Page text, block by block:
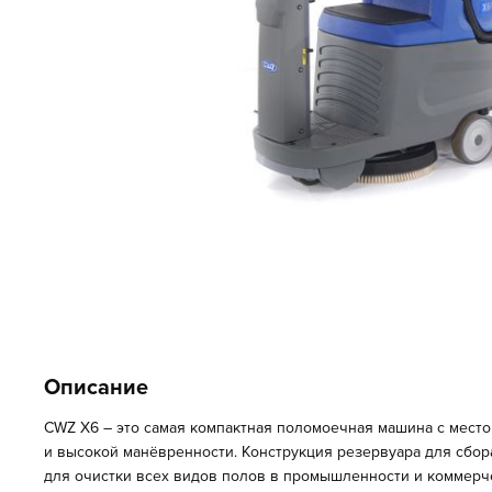
Описание
CWZ X6 – это самая компактная поломоечная машина с
и высокой манёвренности. Конструкция резервуара для
для очистки всех видов полов в промышленности и